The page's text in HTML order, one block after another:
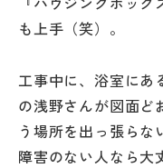
も上手（笑）。
工事中に、浴室にあ
の浅野さんが図面ど
う場所を出っ張らな
障害のない人なら大